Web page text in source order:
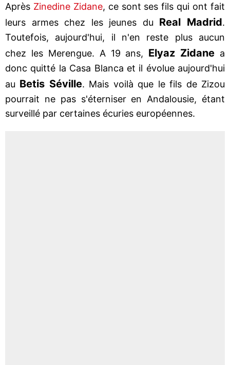
Après Zinedine Zidane, ce sont ses fils qui ont fait
leurs armes chez les jeunes du Real Madrid.
Toutefois, aujourd'hui, il n'en reste plus aucun
chez les Merengue. A 19 ans, Elyaz Zidane a
donc quitté la Casa Blanca et il évolue aujourd'hui
au Betis Séville. Mais voilà que le fils de Zizou
pourrait ne pas s'éterniser en Andalousie, étant
surveillé par certaines écuries européennes.